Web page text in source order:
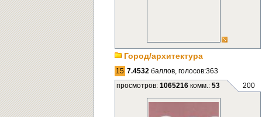
Город/архитектура
15 7.4532баллов, голосов:363
просмотров: 1065216комм.: 53 200